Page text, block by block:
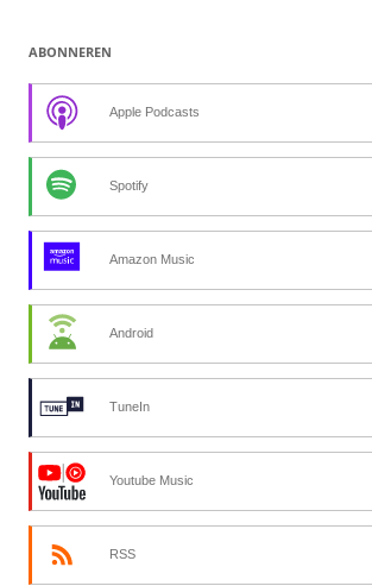
ABONNEREN
Apple Podcasts
Spotify
Amazon Music
Android
TuneIn
Youtube Music
RSS